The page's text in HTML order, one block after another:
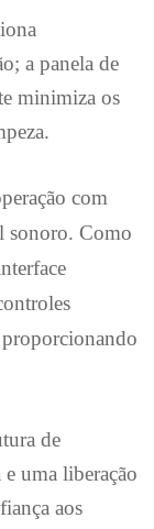
a panela de
minimiza os
com
sonoro. Como
de
e uma liberação
aos